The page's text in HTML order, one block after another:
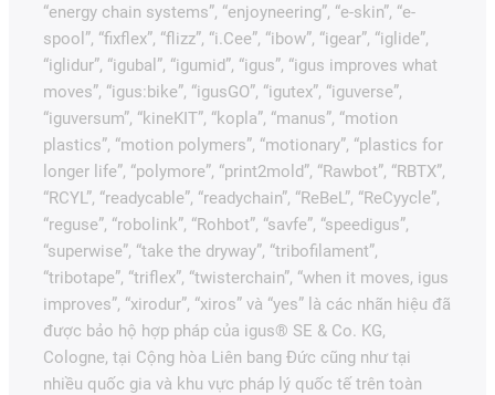
“energy chain systems”, “enjoyneering”, “e-skin”, “e-
spool”, “fixflex”, “flizz”, “i.Cee”, “ibow”, “igear”, “iglide”,
“iglidur”, “igubal”, “igumid”, “igus”, “igus improves what
moves”, “igus:bike”, “igusGO”, “igutex”, “iguverse”,
“iguversum”, “kineKIT”, “kopla”, “manus”, “motion
plastics”, “motion polymers”, “motionary”, “plastics for
longer life”, “polymore”, “print2mold”, “Rawbot”, “RBTX”,
“RCYL”, “readycable”, “readychain”, “ReBeL”, “ReCyycle”,
“reguse”, “robolink”, “Rohbot”, “savfe”, “speedigus”,
“superwise”, “take the dryway”, “tribofilament”,
“tribotape”, “triflex”, “twisterchain”, “when it moves, igus
improves”, “xirodur”, “xiros” và “yes” là các nhãn hiệu đã
được bảo hộ hợp pháp của igus® SE & Co. KG,
Cologne, tại Cộng hòa Liên bang Đức cũng như tại
nhiều quốc gia và khu vực pháp lý quốc tế trên toàn